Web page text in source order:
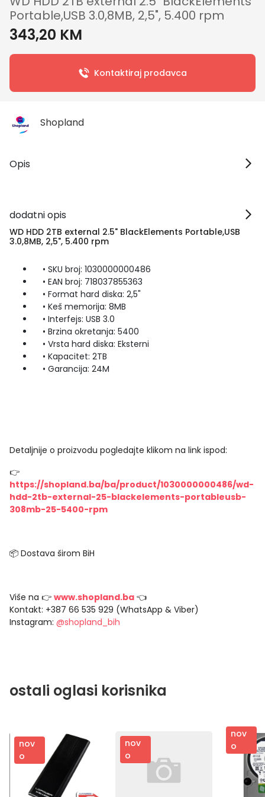
Portable,USB 3.0,8MB, 2,5", 5.400 rpm
343,20 KM
Kontaktiraj prodavca
Shopland
Opis
dodatni opis
WD HDD 2TB external 2.5" BlackElements Portable,USB
3.0,8MB, 2,5", 5.400 rpm
• SKU broj: 1030000000486
• EAN broj: 718037855363
• Format hard diska: 2,5"
• Keš memorija: 8MB
• Interfejs: USB 3.0
• Brzina okretanja: 5400
• Vrsta hard diska: Eksterni
• Kapacitet: 2TB
• Garancija: 24M
Detaljnije o proizvodu pogledajte klikom na link ispod:
👉
https://shopland.ba/ba/product/1030000000486/wd-
hdd-2tb-external-25-blackelements-portableusb-
308mb-25-5400-rpm
📦 Dostava širom BiH
Više na 👉 www.shopland.ba 👈
Kontakt: +387 66 535 929 (WhatsApp & Viber)
Instagram: @shopland_bih
ostali oglasi korisnika
nov
o
nov
o
nov
o